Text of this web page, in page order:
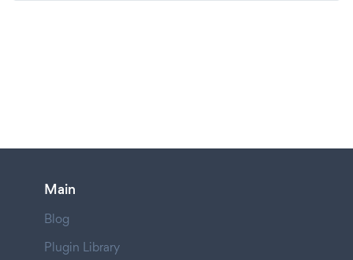
Main
Blog
Plugin Library